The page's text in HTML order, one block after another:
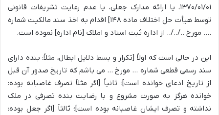
۱۳۷۰/۰۱/۰۱، یا ارائه مدارک جعلی، یا عدم رعایت تشریفات قانونی
توسط هیأت حل اختلاف ماده ۱۴۸] اقدام به اخذ سند مالکیت شماره
…. مورخ ../../.. از اداره ثبت اسناد و املاک [نام اداره] نموده است.
این در حالی است که اولاً [تکرار و بسط دلایل ابطال، مثلاً: بنده دارای
سند رسمی قطعی شماره … مورخ … می باشم که تاریخ صدور آن قبل
از تاریخ ادعای خوانده است]؛ ثانیاً [اگر مثلاً تصرف غاصبانه بوده:
خوانده هرگز به صورت مشروع و با رضایت بنده تصرفی در ملک
نداشته و تصرف ایشان غاصبانه بوده است]؛ ثالثاً [اگر جعل بوده: